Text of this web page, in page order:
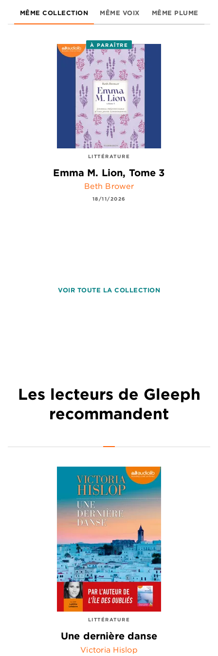
MÊME COLLECTION MÊME VOIX MÊME PLUME
À PARAÎTRE
LITTÉRATURE
Emma M. Lion, Tome 3
Beth Brower
18/11/2026
VOIR TOUTE LA COLLECTION
Les lecteurs de Gleeph
recommandent
LITTÉRATURE
Une dernière danse
Victoria Hislop